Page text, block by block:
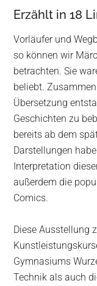
Erzählt in 18
Vorläufer und
so können wir
betrachten. Sie
beliebt.
Übersetzung
Geschichten zu
bereits ab dem
Darstellungen
Interpretation
außerdem die
Comics.
Diese Ausstellung
Gymnasiums
Technik als auch